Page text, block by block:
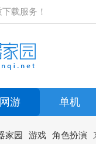
载服务！
网游 单机
家园 游戏 角色扮演